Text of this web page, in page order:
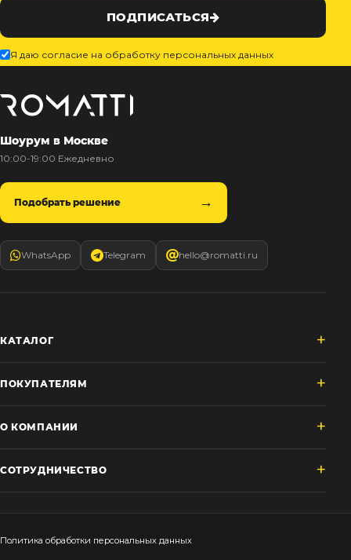
ПОДПИСАТЬСЯ
Я даю согласие на обработку персональных данных
Шоурум в Москве
10:00-19:00 Ежедневно
Подобрать решение
WhatsApp Telegram hello@romatti.ru
КАТАЛОГ
ПОКУПАТЕЛЯМ
О КОМПАНИИ
СОТРУДНИЧЕСТВО
Политика обработки персональных данных